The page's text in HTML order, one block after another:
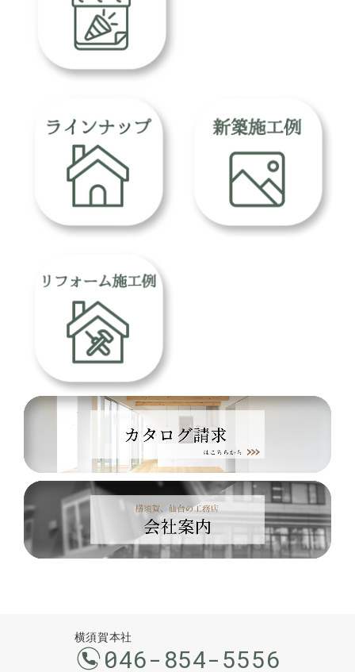
横須賀本社
046-854-5556